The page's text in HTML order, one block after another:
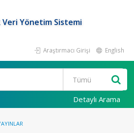
Veri Yönetim Sistemi
Araştırmacı Girişi English
Detaylı Arama